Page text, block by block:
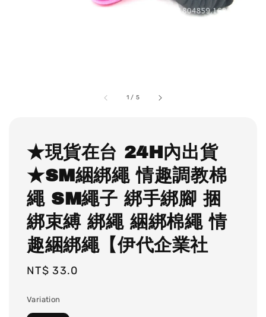
1 / 5
★現貨在台 24H內出貨
★SM綑綁繩 情趣調教棉
繩 SM繩子 綁手綁腳 捆
綁束縛 綁繩 綑綁棉繩 情
趣綑綁繩【伊代企業社
Regular
NT$ 33.0
Variation